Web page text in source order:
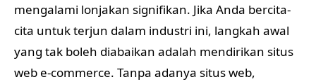
mengalami lonjakan signifikan. Jika Anda bercita-
cita untuk terjun dalam industri ini, langkah awal
yang tak boleh diabaikan adalah mendirikan situs
web e-commerce. Tanpa adanya situs web,